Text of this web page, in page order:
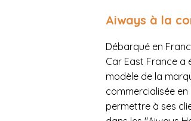
Aiways à la
Débarqué en
Car East France a
modèle de la
commercialisée
permettre à ses